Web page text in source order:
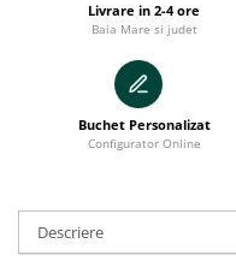
Livrare in 2-4 ore
Baia Mare si judet
Buchet Personalizat
Configurator Online
Descriere